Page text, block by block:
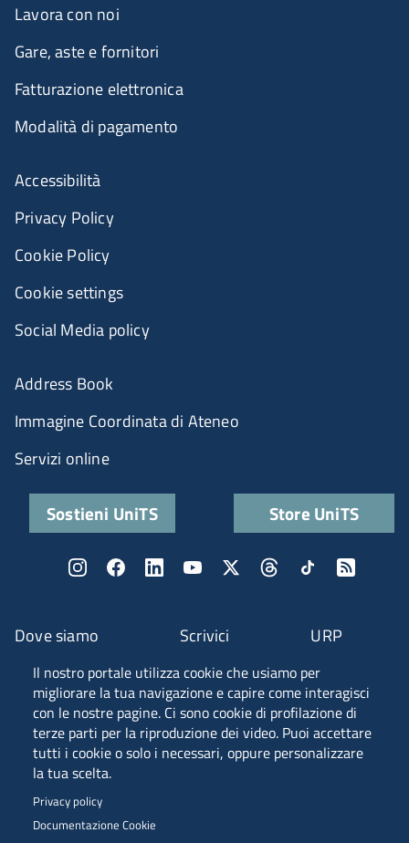
Il nostro portale utilizza cookie che usiamo per
migliorare la tua navigazione e capire come interagisci
con le nostre pagine. Ci sono cookie di profilazione di
terze parti per la riproduzione dei video. Puoi accettare
tutti i cookie o solo i necessari, oppure personalizzare
la tua scelta.
Privacy policy
Documentazione Cookie
Piazzale Europa, 1 - 34127 - Trieste, Italia -
Tel. +39 040 558 7111 - P.IVA 00211830328
C.F. 80013890324 - P.E.C. ateneo@pec.units.it
Fascia A ANVUR
Dove siamo Scrivici URP
Lavora con noi
Gare, aste e fornitori
Fatturazione elettronica
Modalità di pagamento
Accessibilità
Privacy Policy
Cookie Policy
Cookie settings
Social Media policy
Address Book
Immagine Coordinata di Ateneo
Servizi online
Sostieni UniTS Store UniTS